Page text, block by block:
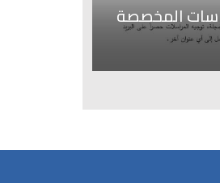
المخصصة